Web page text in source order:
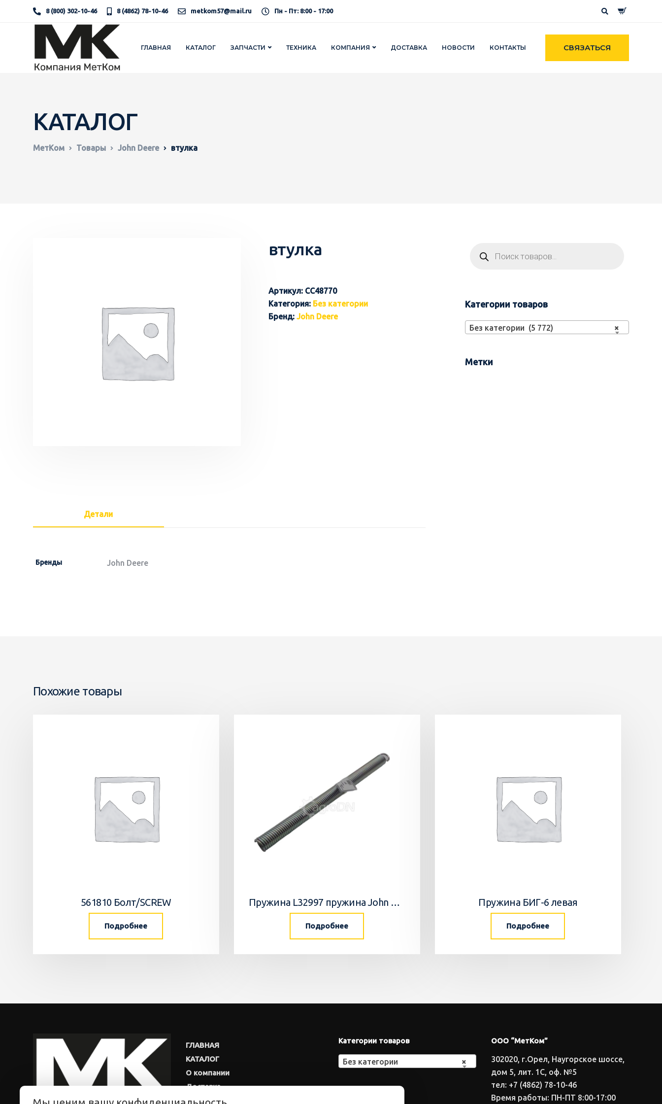
8 (800) 302-10-46 8 (4862) 78-10-46 metkom57@mail.ru Пн - Пт: 8:00 - 17:00
ГЛАВНАЯ КАТАЛОГ ЗАПЧАСТИ ТЕХНИКА КОМПАНИЯ ДОСТАВКА НОВОСТИ КОНТАКТЫ СВЯЗАТЬСЯ
КАТАЛОГ
МетКом Товары John Deere втулка
втулка
Артикул: CC48770
Категория: Без категории
Бренд: John Deere
Детали
Бренды John Deere
Категории товаров
×
Без категории (5 772)
Метки
Похожие товары
561810 Болт/SCREW
Подробнее
Пружина L32997 пружина John Deere
Подробнее
Пружина БИГ-6 левая
Подробнее
ГЛАВНАЯ
КАТАЛОГ
О компании
Доставка
Новости
Категории товаров
×
Без категории
ООО “МетКом”
302020, г.Орел, Наугорское шоссе,
дом 5, лит. 1С, оф. №5
тел: +7 (4862) 78-10-46
Время работы: ПН-ПТ 8:00-17:00